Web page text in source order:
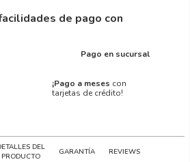
de pago con
Pago en sucursal
¡Pago a meses con
tarjetas de crédito!
DEL
PRODUCTO
GARANTÍA REVIEWS